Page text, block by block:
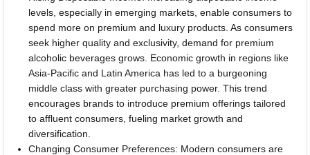
levels, especially in emerging markets, enable consumers to
spend more on premium and luxury products. As consumers
seek higher quality and exclusivity, demand for premium
alcoholic beverages grows. Economic growth in regions like
Asia-Pacific and Latin America has led to a burgeoning
middle class with greater purchasing power. This trend
encourages brands to introduce premium offerings tailored
to affluent consumers, fueling market growth and
diversification.
Changing Consumer Preferences: Modern consumers are